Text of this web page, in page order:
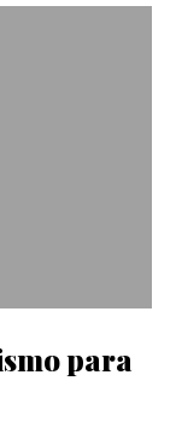
para